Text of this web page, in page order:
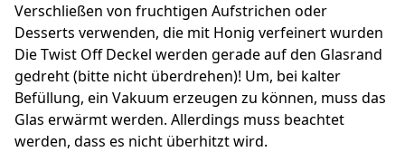
Verschließen von fruchtigen Aufstrichen oder
Desserts verwenden, die mit Honig verfeinert wurden
Die Twist Off Deckel werden gerade auf den Glasrand
gedreht (bitte nicht überdrehen)! Um, bei kalter
Befüllung, ein Vakuum erzeugen zu können, muss das
Glas erwärmt werden. Allerdings muss beachtet
werden, dass es nicht überhitzt wird.